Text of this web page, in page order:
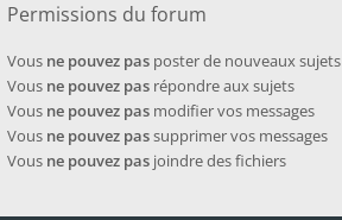
Permissions du forum
Vous ne pouvez pas poster de nouveaux sujets
Vous ne pouvez pas répondre aux sujets
Vous ne pouvez pas modifier vos messages
Vous ne pouvez passupprimer vos messages
Vous ne pouvez pas joindre des fichiers